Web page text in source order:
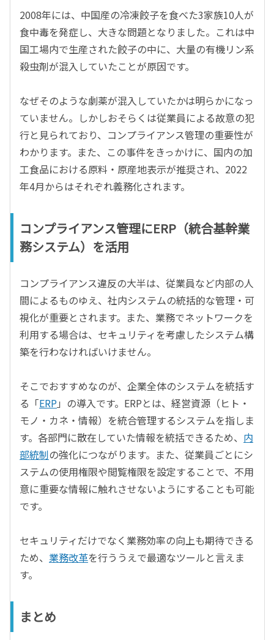
2008年には、中国産の冷凍餃子を食べた3家族10人が
食中毒を発症し、大きな問題となりました。これは中
国工場内で生産された餃子の中に、大量の有機リン系
殺虫剤が混入していたことが原因です。
なぜそのような劇薬が混入していたかは明らかになっ
ていません。しかしおそらくは従業員による故意の犯
行と見られており、コンプライアンス管理の重要性が
わかります。また、この事件をきっかけに、国内の加
工食品における原料・原産地表示が推奨され、2022
年4月からはそれぞれ義務化されます。
コンプライアンス管理にERP（統合基幹業
務システム）を活用
コンプライアンス違反の大半は、従業員など内部の人
間によるものゆえ、社内システムの統括的な管理・可
視化が重要とされます。また、業務でネットワークを
利用する場合は、セキュリティを考慮したシステム構
築を行わなければいけません。
そこでおすすめなのが、企業全体のシステムを統括す
る「ERP」の導入です。ERPとは、経営資源（ヒト・
モノ・カネ・情報）を統合管理するシステムを指しま
す。各部門に散在していた情報を統括できるため、 内
部統制の強化につながります。また、従業員ごとにシ
ステムの使用権限や閲覧権限を設定することで、不用
意に重要な情報に触れさせないようにすることも可能
です。
セキュリティだけでなく業務効率の向上も期待できる
ため、 業務改革を行ううえで最適なツールと言えま
す。
まとめ